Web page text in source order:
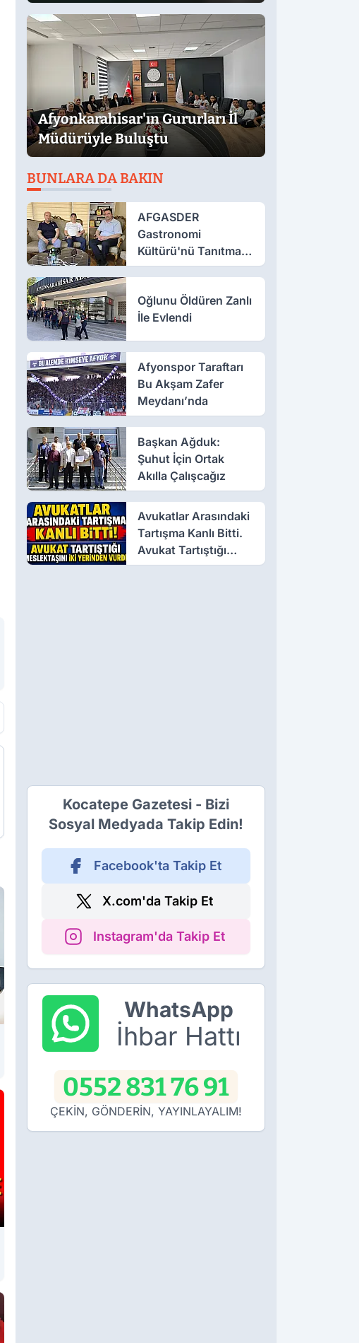
Afyonkarahisar'ın Gururları İl
Müdürüyle Buluştu
BUNLARA DA BAKIN
AFGASDER
Gastronomi
Kültürü'nü Tanıtmak
İçin Çalışıyor
Oğlunu Öldüren Zanlı
İle Evlendi
Afyonspor Taraftarı
Bu Akşam Zafer
Meydanı’nda
Başkan Ağduk:
Şuhut İçin Ortak
Akılla Çalışcağız
Avukatlar Arasındaki
Tartışma Kanlı Bitti.
Avukat Tartıştığı
Meslektaşını İki
Kocatepe Gazetesi - Bizi
Sosyal Medyada Takip Edin!
Facebook'ta Takip Et
X.com'da Takip Et
Instagram'da Takip Et
WhatsApp
İhbar Hattı
0552 831 76 91
ÇEKİN, GÖNDERİN, YAYINLAYALIM!